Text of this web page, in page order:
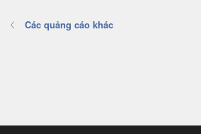
Các quảng cáo khác